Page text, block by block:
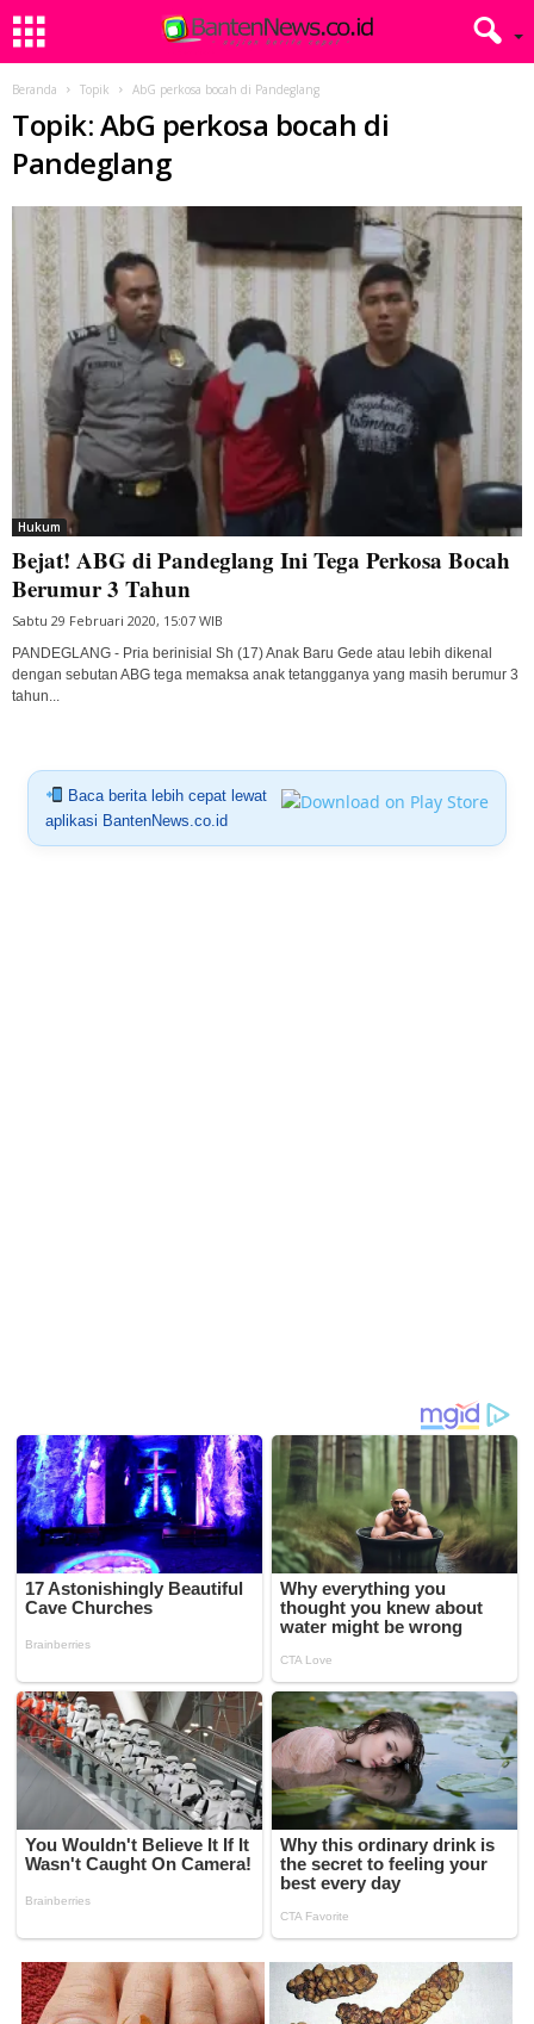
Beranda Topik AbG perkosa bocah di Pandeglang
Topik: AbG perkosa bocah di
Pandeglang
Hukum
Bejat! ABG di Pandeglang Ini Tega Perkosa Bocah
Berumur 3 Tahun
Sabtu 29 Februari 2020, 15:07 WIB
PANDEGLANG - Pria berinisial Sh (17) Anak Baru Gede atau lebih dikenal
dengan sebutan ABG tega memaksa anak tetangganya yang masih berumur 3
tahun...
Baca berita lebih cepat lewat
aplikasi BantenNews.co.id